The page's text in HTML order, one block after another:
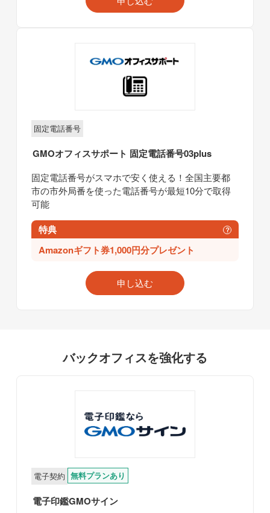
固定電話番号
GMOオフィスサポート 固定電話番号03plus
固定電話番号がスマホで安く使える！全国主要都
市の市外局番を使った電話番号が最短10分で取得
可能
特典 ？
Amazonギフト券1,000円分プレゼント
申し込む
バックオフィスを強化する
電子契約 無料プランあり
電子印鑑GMOサイン